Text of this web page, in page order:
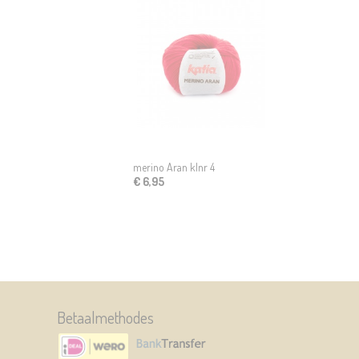
merino Aran klnr 4
€ 6,95
Betaalmethodes